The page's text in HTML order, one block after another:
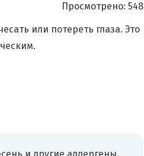
Просмотрено: 548
или потереть глаза. Это
и другие аллергены,